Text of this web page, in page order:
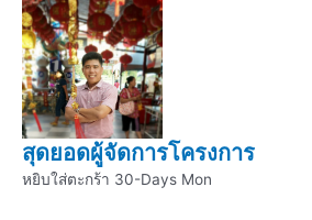
สุดยอดผู้จัดการโครงการ
หยิบใส่ตะกร้า 30-Days Mon